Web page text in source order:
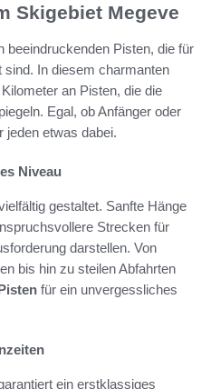
Skigebiet Megeve
beeindruckenden Pisten, die für
sind. In diesem charmanten
an Pisten, die die
Egal, ob Anfänger oder
jeden etwas dabei.
Niveau
gestaltet. Sanfte Hänge
Strecken für
darstellen. Von
bis hin zu steilen Abfahrten
für ein unvergessliches
ein erstklassiges